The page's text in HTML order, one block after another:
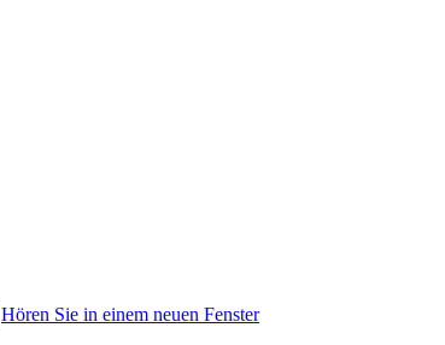
Hören Sie in einem neuen Fenster